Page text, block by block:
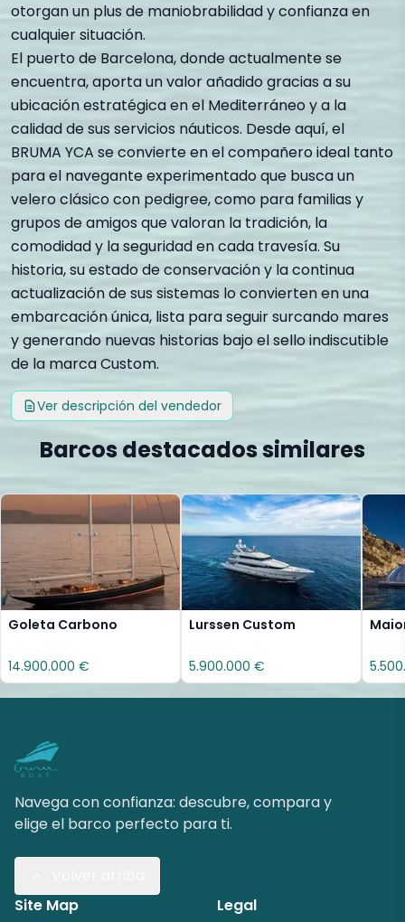
otorgan un plus de maniobrabilidad y confianza en
cualquier situación.
El puerto de Barcelona, donde actualmente se
encuentra, aporta un valor añadido gracias a su
ubicación estratégica en el Mediterráneo y a la
calidad de sus servicios náuticos. Desde aquí, el
BRUMA YCA se convierte en el compañero ideal tanto
para el navegante experimentado que busca un
velero clásico con pedigree, como para familias y
grupos de amigos que valoran la tradición, la
comodidad y la seguridad en cada travesía. Su
historia, su estado de conservación y la continua
actualización de sus sistemas lo convierten en una
embarcación única, lista para seguir surcando mares
y generando nuevas historias bajo el sello indiscutible
de la marca Custom.
Ver descripción del vendedor
Barcos destacados similares
Goleta Carbono
14.900.000 €
Lurssen Custom
5.900.000 €
Navega con confianza: descubre, compara y
elige el barco perfecto para ti.
Site Map
Legal